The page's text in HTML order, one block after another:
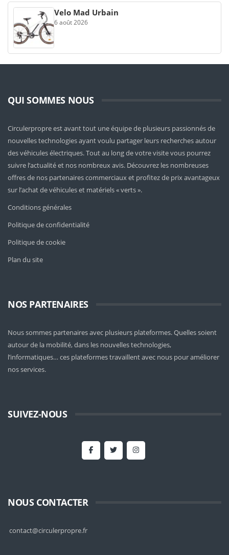
Velo Mad Urbain
6 août 2026
QUI SOMMES NOUS
Circulerpropre est avant tout une équipe de plusieurs passionnés de
nouvelles technologies ayant voulu partager leurs recherches autour
des véhicules électriques. Tout au long de votre visite vous pourrez
suivre l’actualité et nos nombreux avis. Découvrez les nombreuses
offres de nos partenaires commerciaux et profitez de prix avantageux
sur l’achat de véhicules et matériels « verts ».
Conditions générales
Politique de confidentialité
Politique de cookie
Plan du site
NOS PARTENAIRES
Nous sommes partenaires avec plusieurs plateformes. Quelles soient
autour de la mobilité, dans les nouvelles technologies,
l’informatiques… ces plateformes travaillent avec nous pour améliorer
nos services.
SUIVEZ-NOUS
NOUS CONTACTER
contact@circulerpropre.fr